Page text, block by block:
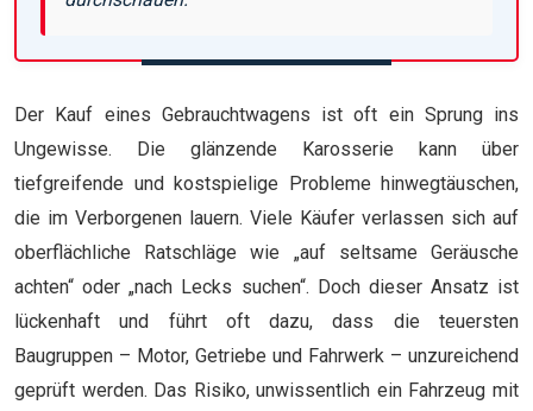
Der Kauf eines Gebrauchtwagens ist oft ein Sprung ins
Ungewisse. Die glänzende Karosserie kann über
tiefgreifende und kostspielige Probleme hinwegtäuschen,
die im Verborgenen lauern. Viele Käufer verlassen sich auf
oberflächliche Ratschläge wie „auf seltsame Geräusche
achten“ oder „nach Lecks suchen“. Doch dieser Ansatz ist
lückenhaft und führt oft dazu, dass die teuersten
Baugruppen – Motor, Getriebe und Fahrwerk – unzureichend
geprüft werden. Das Risiko, unwissentlich ein Fahrzeug mit